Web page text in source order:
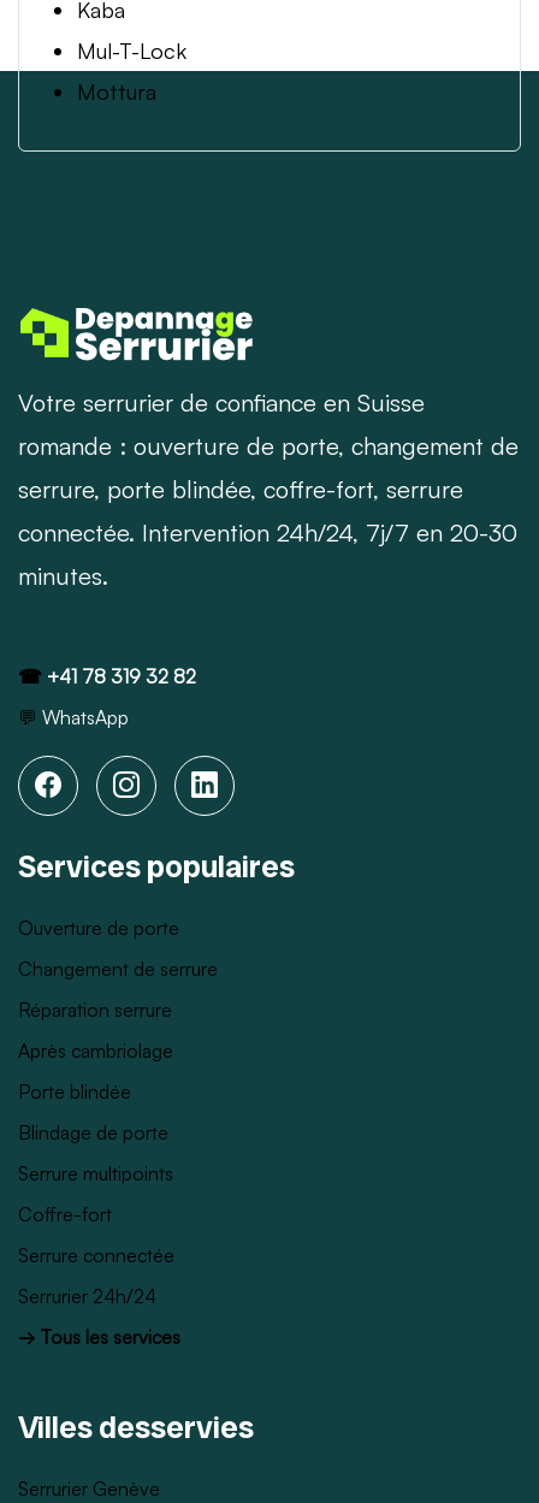
Kaba
Mul-T-Lock
Mottura
Votre serrurier de confiance en Suisse
romande : ouverture de porte, changement de
serrure, porte blindée, coffre-fort, serrure
connectée. Intervention 24h/24, 7j/7 en 20-30
minutes.
☎ +41 78 319 32 82
💬 WhatsApp
Services populaires
Ouverture de porte
Changement de serrure
Réparation serrure
Après cambriolage
Porte blindée
Blindage de porte
Serrure multipoints
Coffre-fort
Serrure connectée
Serrurier 24h/24
→ Tous les services
Villes desservies
Serrurier Genève